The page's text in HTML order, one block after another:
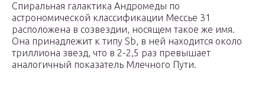
Спиральная галактика Андромеды по
астрономической классификации Мессье 31
расположена в созвездии, носящем такое же имя.
Она принадлежит к типу Sb, в ней находится около
триллиона звезд, что в 2-2,5 раз превышает
аналогичный показатель Млечного Пути.